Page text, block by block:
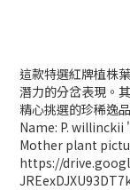
這款特選紅牌植株
潛力的分岔表現。
精心挑選的珍稀逸品
Name: P.
Mother plant
https://